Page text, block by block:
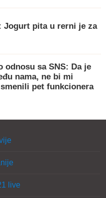
Jogurt pita u rerni je za
odnosu sa SNS: Da je
nama, ne bi mi
pet funkcionera
live